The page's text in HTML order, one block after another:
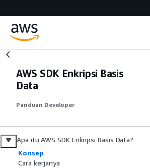
AWS SDK Enkripsi Basis
Data
Panduan Developer
Apa itu AWS SDK Enkripsi Basis Data?
Konsep
Cara kerjanya